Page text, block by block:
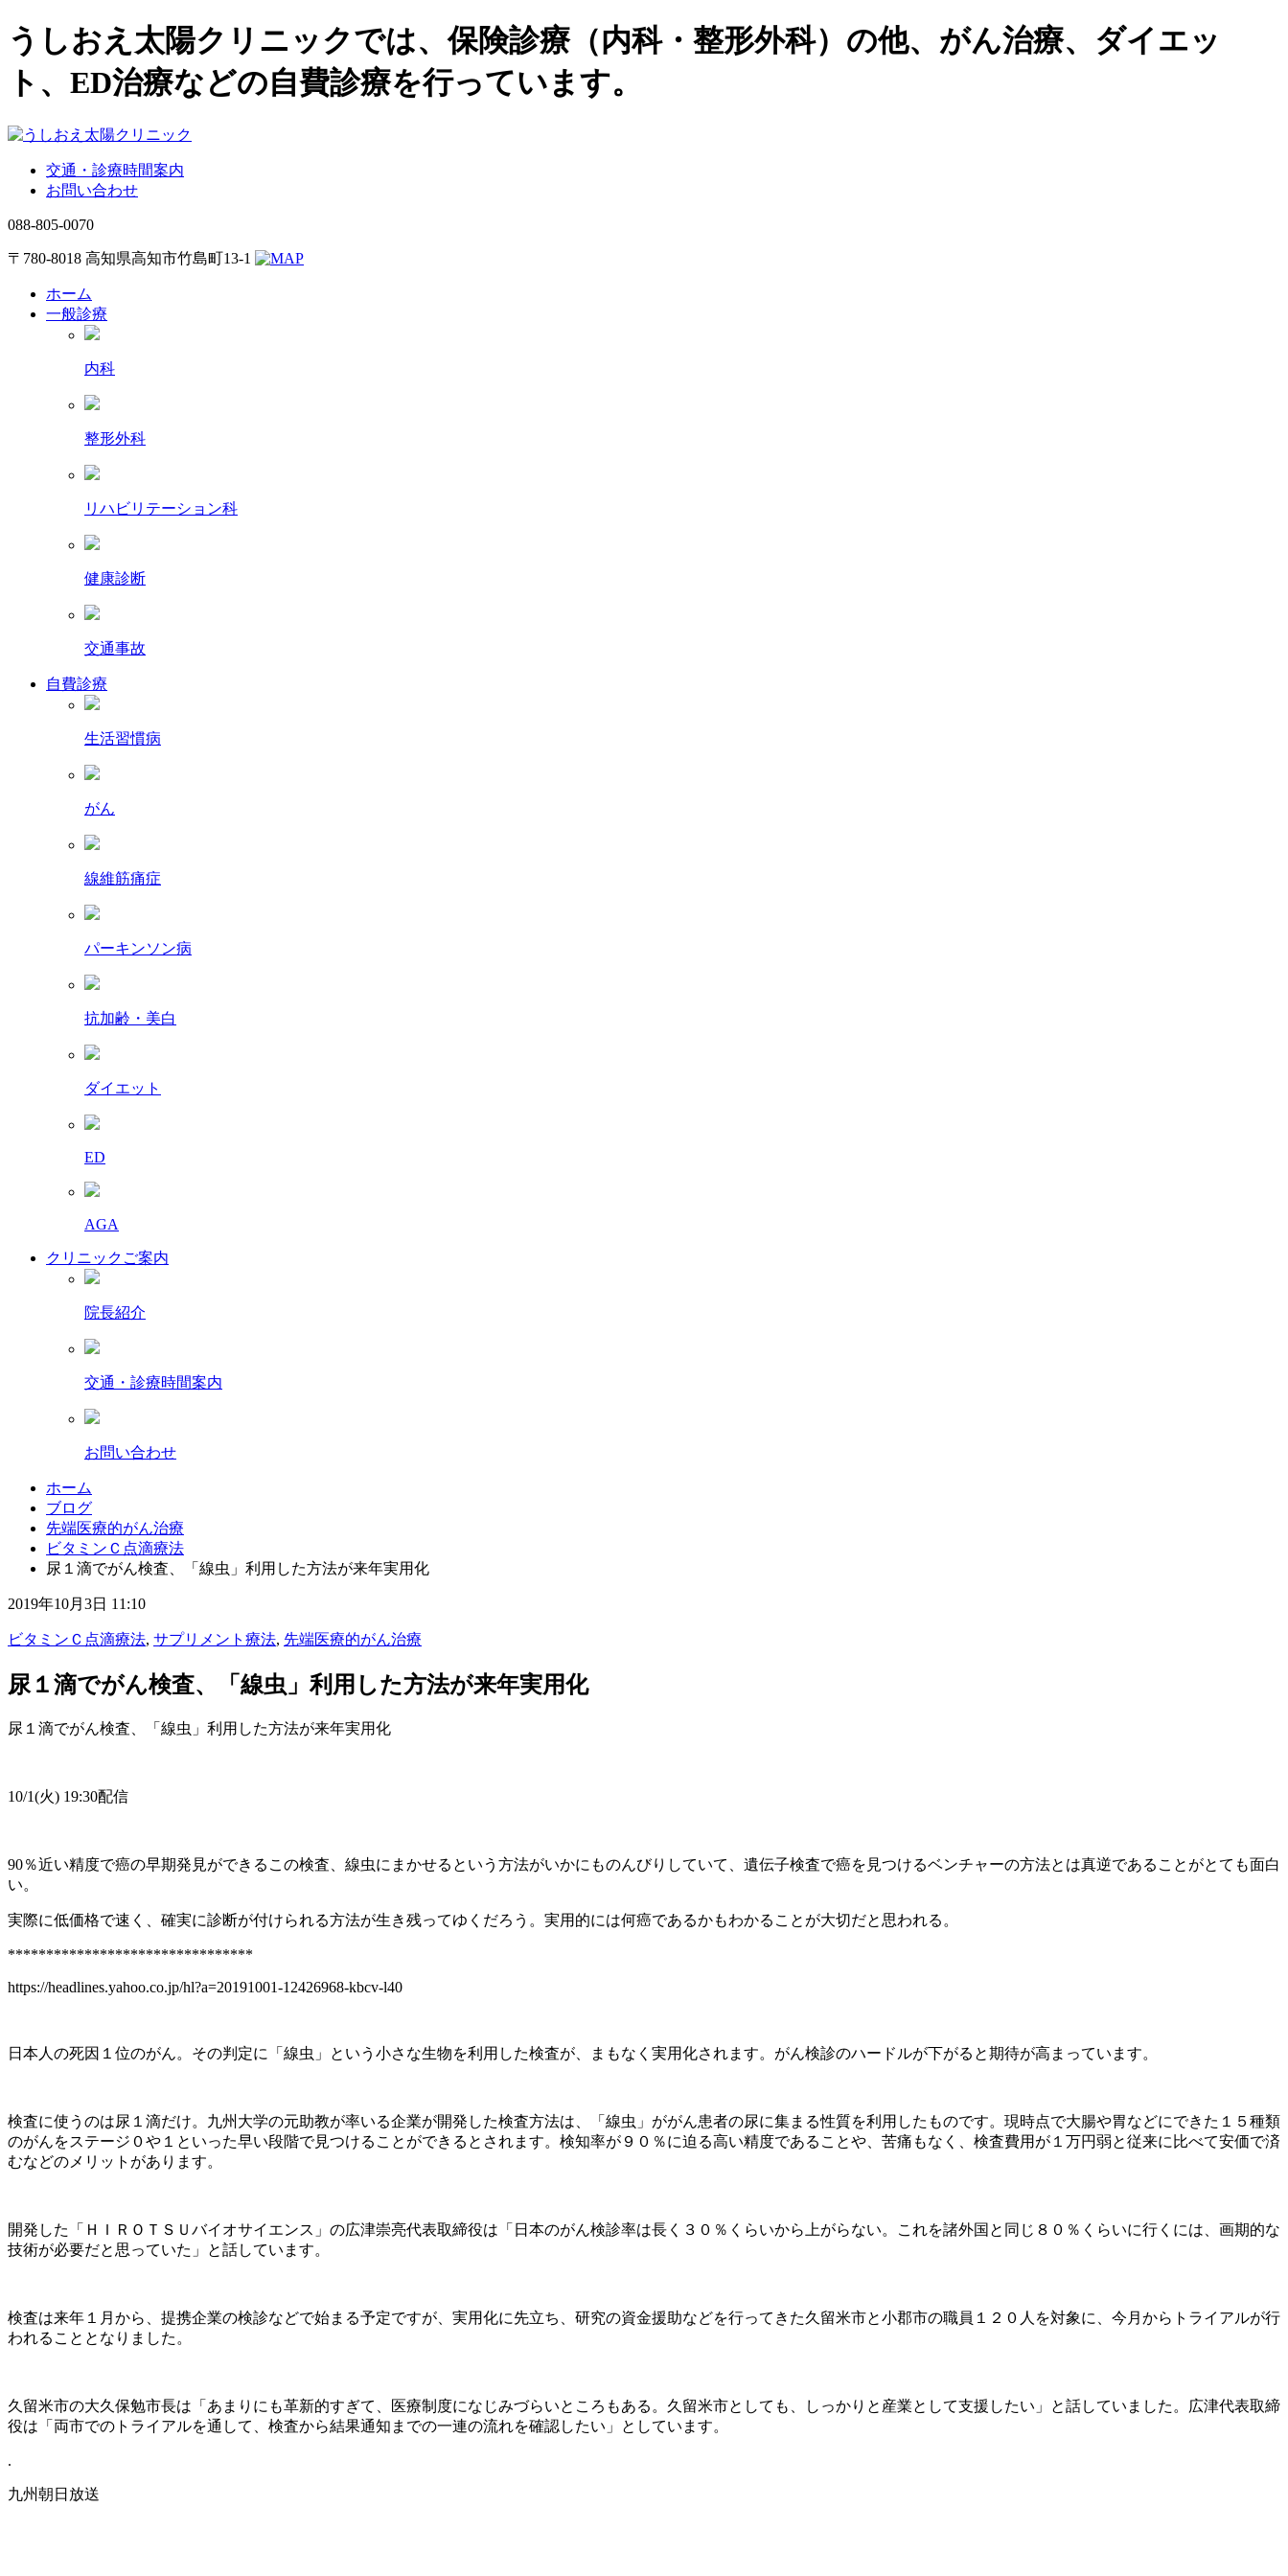
うしおえ太陽クリニックでは、保険診療（内科・整形外科）の他、がん治療、ダイエッ
ト、ED治療などの自費診療を行っています。
交通・診療時間案内
お問い合わせ
088-805-0070
〒780-8018 高知県高知市竹島町13-1
ホーム
一般診療
内科
整形外科
リハビリテーション科
健康診断
交通事故
自費診療
生活習慣病
がん
線維筋痛症
パーキンソン病
抗加齢・美白
ダイエット
ED
AGA
クリニックご案内
院長紹介
交通・診療時間案内
お問い合わせ
ホーム
ブログ
先端医療的がん治療
ビタミンＣ点滴療法
尿１滴でがん検査、「線虫」利用した方法が来年実用化
2019年10月3日 11:10
ビタミンＣ点滴療法, サプリメント療法, 先端医療的がん治療
尿１滴でがん検査、「線虫」利用した方法が来年実用化
尿１滴でがん検査、「線虫」利用した方法が来年実用化
10/1(火) 19:30配信
90％近い精度で癌の早期発見ができるこの検査、線虫にまかせるという方法がいかにものんびりしていて、遺伝子検査で癌を見つけるベンチャーの方法とは真逆であることがとても面白
い。
実際に低価格で速く、確実に診断が付けられる方法が生き残ってゆくだろう。実用的には何癌であるかもわかることが大切だと思われる。
********************************
https://headlines.yahoo.co.jp/hl?a=20191001-12426968-kbcv-l40
日本人の死因１位のがん。その判定に「線虫」という小さな生物を利用した検査が、まもなく実用化されます。がん検診のハードルが下がると期待が高まっています。
検査に使うのは尿１滴だけ。九州大学の元助教が率いる企業が開発した検査方法は、「線虫」ががん患者の尿に集まる性質を利用したものです。現時点で大腸や胃などにできた１５種類
のがんをステージ０や１といった早い段階で見つけることができるとされます。検知率が９０％に迫る高い精度であることや、苦痛もなく、検査費用が１万円弱と従来に比べて安価で済
むなどのメリットがあります。
開発した「ＨＩＲＯＴＳＵバイオサイエンス」の広津崇亮代表取締役は「日本のがん検診率は長く３０％くらいから上がらない。これを諸外国と同じ８０％くらいに行くには、画期的な
技術が必要だと思っていた」と話しています。
検査は来年１月から、提携企業の検診などで始まる予定ですが、実用化に先立ち、研究の資金援助などを行ってきた久留米市と小郡市の職員１２０人を対象に、今月からトライアルが行
われることとなりました。
久留米市の大久保勉市長は「あまりにも革新的すぎて、医療制度になじみづらいところもある。久留米市としても、しっかりと産業として支援したい」と話していました。広津代表取締
役は「両市でのトライアルを通して、検査から結果通知までの一連の流れを確認したい」としています。
.
九州朝日放送